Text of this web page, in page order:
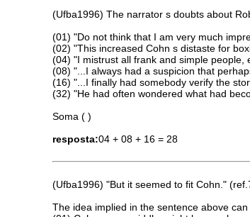
(Ufba1996) The narrator s doubts about
(01) "Do not think that I am very much
(02) "This increased Cohn s distaste for
(04) "I mistrust all frank and simple
(08) "...I always had a suspicion that
(16) "...I finally had somebody verify the
(32) "He had often wondered what had
Soma ( )
resposta:04 + 08 + 16 = 28
(Ufba1996) "But it seemed to fit Cohn."
The idea implied in the sentence above